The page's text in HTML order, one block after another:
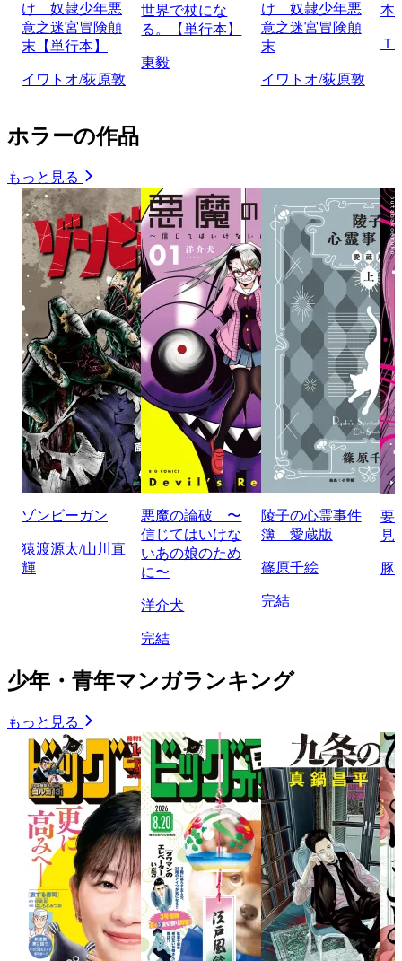
け 奴隷少年悪
意之迷宮冒険顛
末【単行本】
イワトオ/荻原敦
世界で杖にな
る。【単行本】
東毅
け 奴隷少年悪
意之迷宮冒険顛
末
イワトオ/荻原敦
本
Ｔ
ホラーの作品
もっと見る
ゾンビーガン
猿渡源太/山川直
輝
悪魔の論破 〜
信じてはいけな
いあの娘のため
に〜
洋介犬
完結
陵子の心霊事件
簿 愛蔵版
篠原千絵
完結
要
見
豚
少年・青年マンガランキング
もっと見る